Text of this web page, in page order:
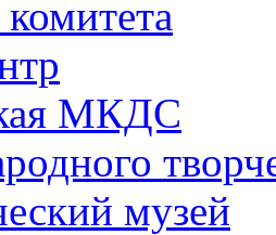
МКДС
музей